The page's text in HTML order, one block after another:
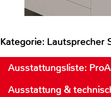
Kategorie: Lautsprecher
Ausstattungsliste:
Ausstattung &